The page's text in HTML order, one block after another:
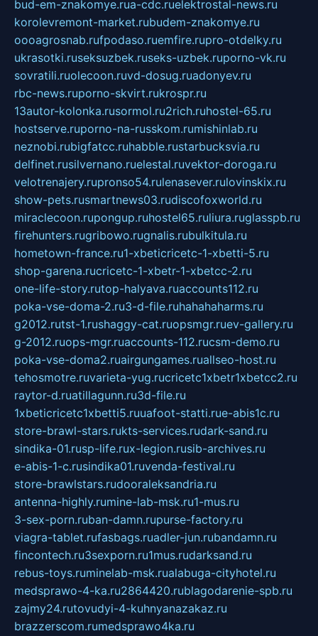
bud-em-znakomye.rua-cdc.ruelektrostal-news.ru
korolevremont-market.rubudem-znakomye.ru
oooagrosnab.rufpodaso.ruemfire.rupro-otdelky.ru
ukrasotki.ruseksuzbek.ruseks-uzbek.ruporno-vk.ru
sovratili.ruolecoon.ruvd-dosug.ruadonyev.ru
rbc-news.ruporno-skvirt.rukrospr.ru
13autor-kolonka.rusormol.ru2rich.ruhostel-65.ru
hostserve.ruporno-na-russkom.rumishinlab.ru
neznobi.rubigfatcc.ruhabble.rustarbucksvia.ru
delfinet.rusilvernano.ruelestal.ruvektor-doroga.ru
velotrenajery.rupronso54.rulenasever.rulovinskix.ru
show-pets.rusmartnews03.rudiscofoxworld.ru
miraclecoon.rupongup.ruhostel65.ruliura.ruglasspb.ru
firehunters.rugribowo.rugnalis.rubulkitula.ru
hometown-france.ru1-xbeticricetc-1-xbetti-5.ru
shop-garena.rucricetc-1-xbetr-1-xbetcc-2.ru
one-life-story.rutop-halyava.ruaccounts112.ru
poka-vse-doma-2.ru3-d-file.ruhahahaharms.ru
g2012.rutst-1.rushaggy-cat.ruopsmgr.ruev-gallery.ru
g-2012.ruops-mgr.ruaccounts-112.rucsm-demo.ru
poka-vse-doma2.ruairgungames.ruallseo-host.ru
tehosmotre.ruvarieta-yug.rucricetc1xbetr1xbetcc2.ru
raytor-d.ruatillagunn.ru3d-file.ru
1xbeticricetc1xbetti5.ruuafoot-statti.rue-abis1c.ru
store-brawl-stars.rukts-services.rudark-sand.ru
sindika-01.rusp-life.rux-legion.rusib-archives.ru
e-abis-1-c.rusindika01.ruvenda-festival.ru
store-brawlstars.rudooraleksandria.ru
antenna-highly.rumine-lab-msk.ru1-mus.ru
3-sex-porn.ruban-damn.rupurse-factory.ru
viagra-tablet.rufasbags.ruadler-jun.rubandamn.ru
fincontech.ru3sexporn.ru1mus.rudarksand.ru
rebus-toys.ruminelab-msk.rualabuga-cityhotel.ru
medsprawo-4-ka.ru2864420.rublagodarenie-spb.ru
zajmy24.rutovudyi-4-kuhnyanazakaz.ru
brazzerscom.rumedsprawo4ka.ru